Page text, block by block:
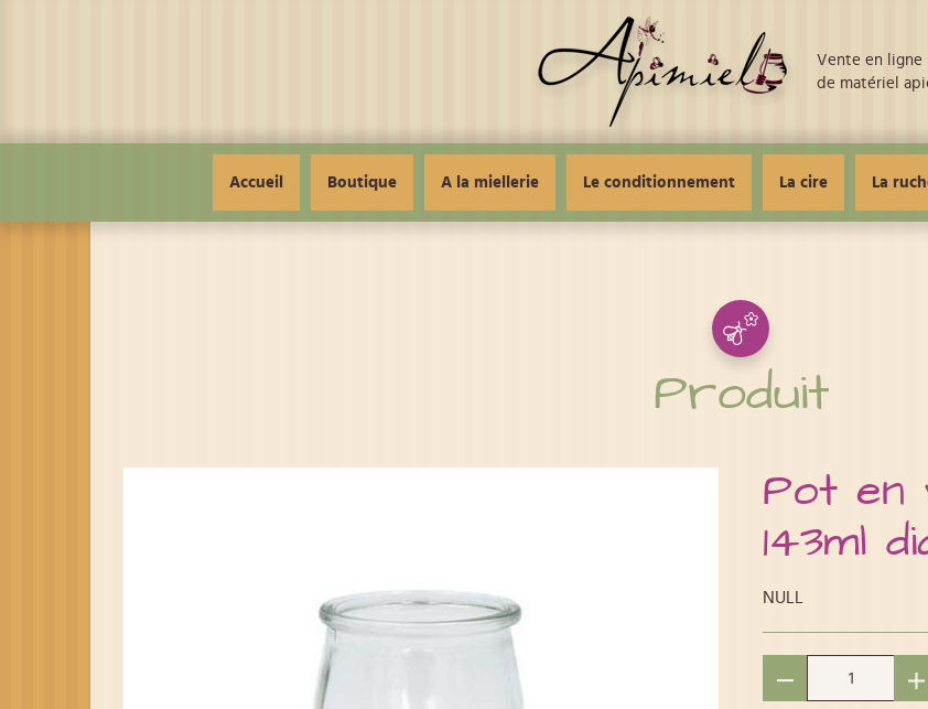
Produit
Pot en
143ml
NULL
Vente en ligne
de matériel
Accueil Boutique A la miellerie Le conditionnement La cire La